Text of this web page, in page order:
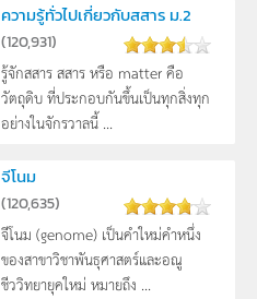
ความรู้ทั่วไปเกี่ยวกับสสาร ม.2
(120,931)
รู้จักสสาร สสาร หรือ matter คือ
วัตถุดิบ ที่ประกอบกันขึ้นเป็นทุกสิ่งทุก
อย่างในจักรวาลนี้ ...
จีโนม
(120,635)
จีโนม (genome) เป็นคำใหม่คำหนึ่ง
ของสาขาวิชาพันธุศาสตร์และอณู
ชีววิทยายุคใหม่ หมายถึง ...